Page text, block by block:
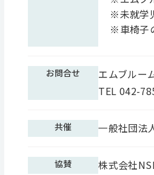
※未就学
※車椅子
お問合せ
エムブルー
TEL 042-
共催 一般社団法
協賛 株式会社